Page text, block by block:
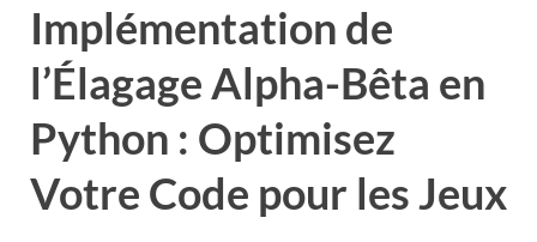
Implémentation de
l’Élagage Alpha-Bêta en
Python : Optimisez
Votre Code pour les Jeux